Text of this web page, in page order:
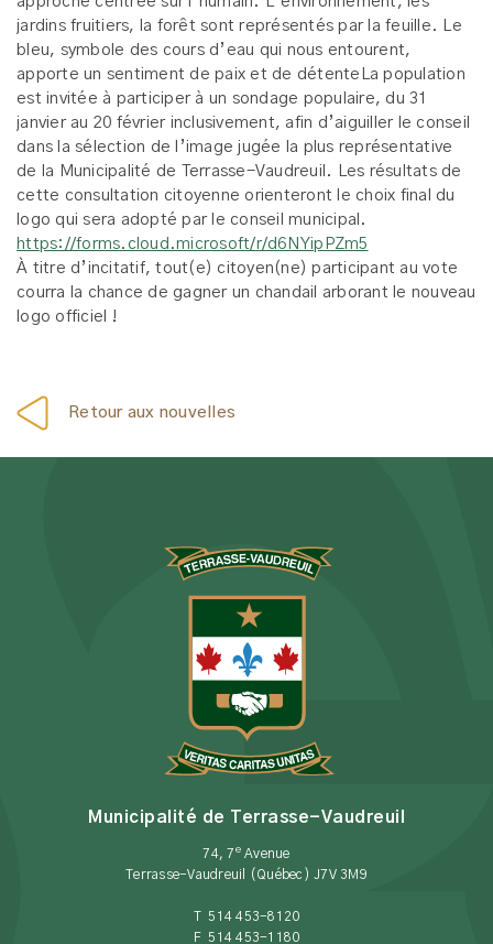
jardins fruitiers, la forêt sont représentés par la feuille. Le
bleu, symbole des cours d’eau qui nous entourent,
apporte un sentiment de paix et de détenteLa population
est invitée à participer à un sondage populaire, du 31
janvier au 20 février inclusivement, afin d’aiguiller le conseil
dans la sélection de l’image jugée la plus représentative
de la Municipalité de Terrasse-Vaudreuil. Les résultats de
cette consultation citoyenne orienteront le choix final du
logo qui sera adopté par le conseil municipal.
https://forms.cloud.microsoft/r/d6NYipPZm5
À titre d’incitatif, tout(e) citoyen(ne) participant au vote
courra la chance de gagner un chandail arborant le nouveau
logo officiel !
Retour aux nouvelles
Municipalité de Terrasse-Vaudreuil
74, 7 eAvenue
Terrasse-Vaudreuil (Québec) J7V 3M9
T 514 453-8120
F 514 453-1180